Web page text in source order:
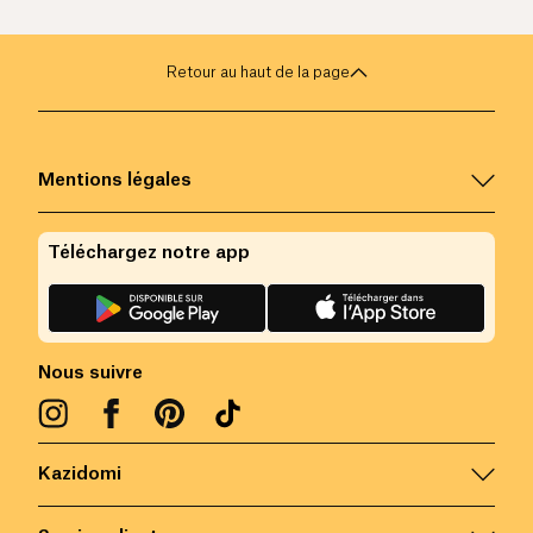
Retour au haut de la page
Kazidomi
Mentions légales
Nous suivre
Téléchargez notre app